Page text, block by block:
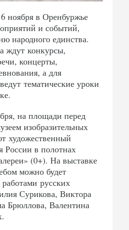
ноября в Оренбуржье
и событий,
народного единства.
ждут конкурсы,
концерты,
а для
тематические уроки
на площади перед
изобразительных
художественный
России в полотнах
(0+). На выставке
можно будет
русских
Сурикова, Виктора
Брюллова, Валентина